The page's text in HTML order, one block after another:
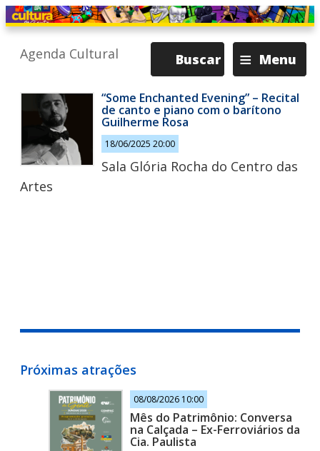
≡ Menu
Buscar
Agenda Cultural
“Some Enchanted Evening” – Recital
de canto e piano com o barítono
Guilherme Rosa
18/06/2025 20:00
Sala Glória Rocha do Centro das
Artes
Próximas atrações
08/08/2026 10:00
Mês do Patrimônio: Conversa
na Calçada – Ex-Ferroviários da
Cia. Paulista